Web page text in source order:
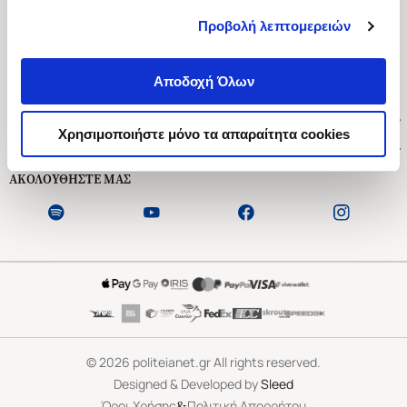
Προβολή λεπτομερειών
Αποδοχή Όλων
Χρησιμοποιήστε μόνο τα απαραίτητα cookies
Ασκληπιού 1-3, Αθήνα 106 79
Δευτέρα - Παρασκευή 09:00-21:00
Εξυπηρέτηση Πελατών
ΑΚΟΛΟΥΘΗΣΤΕ ΜΑΣ
©2026 politeianet.gr All rights reserved.
Designed & Developed bySleed